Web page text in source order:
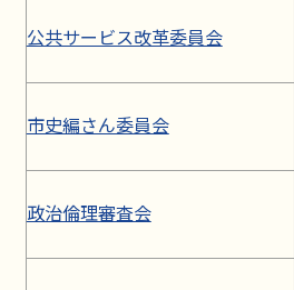
公共サービス改革委員会
市史編さん委員会
政治倫理審査会